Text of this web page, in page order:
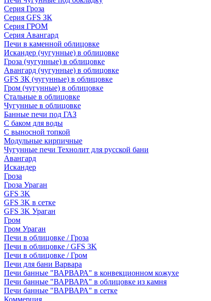
Серия Гроза
Серия GFS ЗК
Серия ГРОМ
Серия Авангард
Печи в каменной облицовке
Искандер (чугунные) в облицовке
Гроза (чугунные) в облицовке
Авангард (чугунные) в облицовке
GFS ЗК (чугунные) в облицовке
Гром (чугунные) в облицовке
Стальные в облицовке
Чугунные в облицовке
Банные печи под ГАЗ
С баком для воды
С выносной топкой
Модульные кирпичные
Чугунные печи Технолит для русской бани
Авангард
Искандер
Гроза
Гроза Ураган
GFS 3K
GFS 3K в сетке
GFS 3K Ураган
Гром
Гром Ураган
Печи в облицовке / Гроза
Печи в облицовке / GFS 3K
Печи в облицовке / Гром
Печи для бани Варвара
Печи банные "ВАРВАРА" в конвекционном кожухе
Печи банные "ВАРВАРА" в облицовке из камня
Печи банные "ВАРВАРА" в сетке
Коммерция